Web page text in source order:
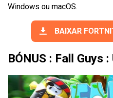
Windows ou macOS.
BAIXAR
BÓNUS : Fall Guys